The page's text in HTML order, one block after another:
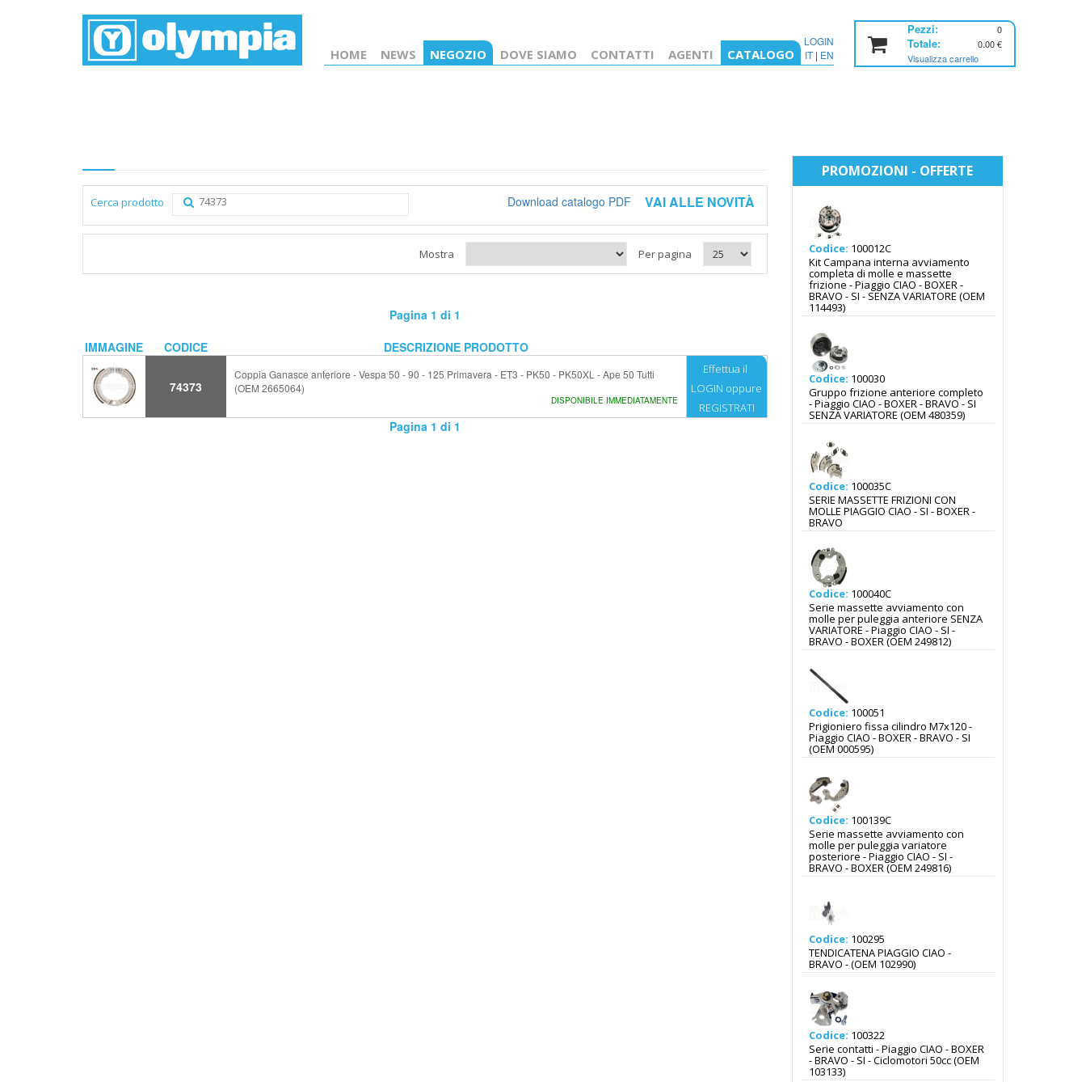
Pezzi: 0
Totale: 0.00€
Visualizza carrello
HOME NEWS NEGOZIO DOVE SIAMO CONTATTI AGENTI CATALOGO
LOGIN
IT| EN
Cerca prodotto VAI ALLE NOVITÀ
Download catalogo PDF
Mostra Per pagina
Pagina 1 di 1
IMMAGINE
CODICE DESCRIZIONE PRODOTTO
74373
Coppia Ganasce anteriore - Vespa 50 - 90 - 125 Primavera - ET3 - PK50 - PK50XL - Ape 50 Tutti
(OEM 2665064)
DISPONIBILE IMMEDIATAMENTE
Effettua il
LOGIN oppure
REGISTRATI
Pagina 1 di 1
PROMOZIONI - OFFERTE
Codice: 100012C
Kit Campana interna avviamento
completa di molle e massette
frizione - Piaggio CIAO - BOXER -
BRAVO - SI - SENZA VARIATORE (OEM
114493)
Codice: 100030
Gruppo frizione anteriore completo
- Piaggio CIAO - BOXER - BRAVO - SI
SENZA VARIATORE (OEM 480359)
Codice: 100035C
SERIE MASSETTE FRIZIONI CON
MOLLE PIAGGIO CIAO - SI - BOXER -
BRAVO
Codice: 100040C
Serie massette avviamento con
molle per puleggia anteriore SENZA
VARIATORE - Piaggio CIAO - SI -
BRAVO - BOXER (OEM 249812)
Codice: 100051
Prigioniero fissa cilindro M7x120 -
Piaggio CIAO - BOXER - BRAVO - SI
(OEM 000595)
Codice: 100139C
Serie massette avviamento con
molle per puleggia variatore
posteriore - Piaggio CIAO - SI -
BRAVO - BOXER (OEM 249816)
Codice: 100295
TENDICATENA PIAGGIO CIAO -
BRAVO - (OEM 102990)
Codice: 100322
Serie contatti - Piaggio CIAO - BOXER
- BRAVO - SI - Ciclomotori 50cc (OEM
103133)